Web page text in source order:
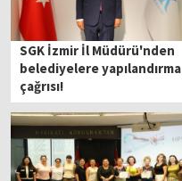
SGK İzmir İl Müdürü'nden
belediyelere yapılandırma
çağrısı!